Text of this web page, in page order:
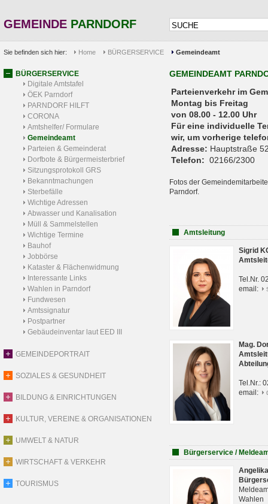
GEMEINDE PARNDORF
Sie befinden sich hier: Home BÜRGERSERVICE Gemeindeamt
BÜRGERSERVICE
Digitale Amtstafel
ÖEK Parndorf
PARNDORF HILFT
CORONA
Amtshelfer/ Formulare
Gemeindeamt
Parteien & Gemeinderat
Dorfbote & Bürgermeisterbrief
Sitzungsprotokoll GRS
Bekanntmachungen
Sterbefälle
Wichtige Adressen
Abwasser und Kanalisation
Müll & Sammelstellen
Wichtige Termine
Bauhof
Jobbörse
Kataster & Flächenwidmung
Interessante Links
Wahlen in Parndorf
Fundwesen
Amtssignatur
Postpartner
Gebäudeinventar laut EED III
GEMEINDEPORTRAIT
SOZIALES & GESUNDHEIT
BILDUNG & EINRICHTUNGEN
KULTUR, VEREINE & ORGANISATIONEN
UMWELT & NATUR
WIRTSCHAFT & VERKEHR
TOURISMUS
GEMEINDEAMT
Parteienverkehr
Montag bis Freitag
von 08.00 - 12.00 Uhr
Für eine individuelle
wir, um vorherige
Adresse: Hauptstraße
Telefon: 02166/2300
Fotos der
Parndorf.
Amtsleitung
Sigrid
Tel.Nr.
email:
Mag.
Tel.Nr.:
email:
Bürgerservice /
Wahlen